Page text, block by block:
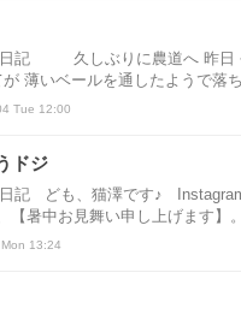
日記 久しぶりに農道へ 昨日
薄いベールを通したようで落
Tue 12:00
ドジ
記 ども、猫澤です♪
【暑中お見舞い申し上げます
13:24